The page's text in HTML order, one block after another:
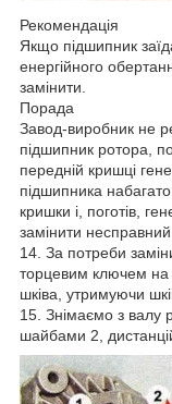
Рекомендація
Якщо підшипник
енергійного
замінити.
Порада
Завод-виробник не
підшипник ротора,
передній кришці
підшипника
кришки і, поготів,
замінити
14. За потреби
торцевим ключем на
шківа, утримуючи
15. Знімаємо з валу
шайбами 2,